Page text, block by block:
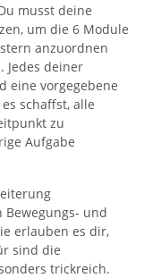
musst deine
um die 6 Module
anzuordnen
Jedes deiner
eine vorgegebene
schaffst, alle
zu
Aufgabe
Bewegungs- und
erlauben es dir,
sind die
trickreich.